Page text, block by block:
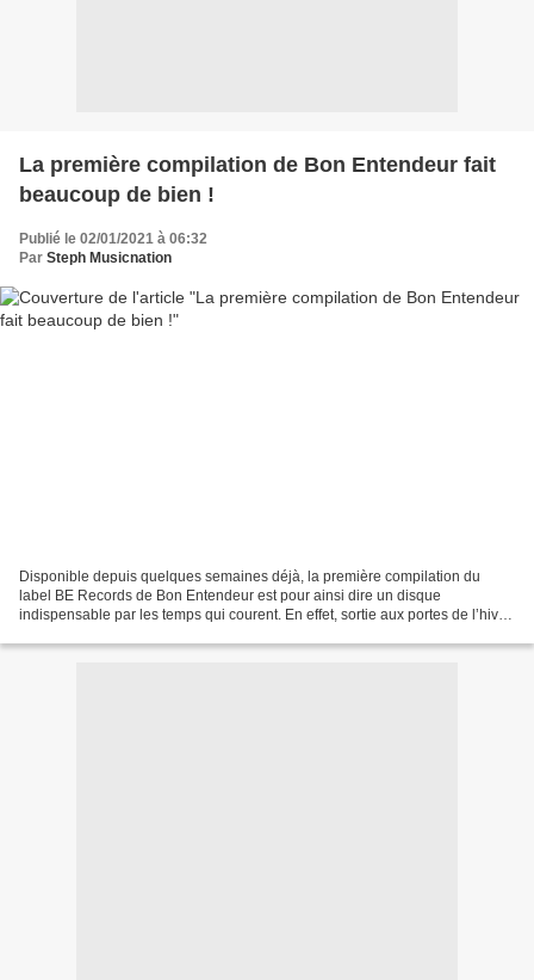
La première compilation de Bon Entendeur fait
beaucoup de bien !
Publié le 02/01/2021 à 06:32
Par Steph Musicnation
Disponible depuis quelques semaines déjà, la première compilation du
label BE Records de Bon Entendeur est pour ainsi dire un disque
indispensable par les temps qui courent. En effet, sortie aux portes de l’hiver